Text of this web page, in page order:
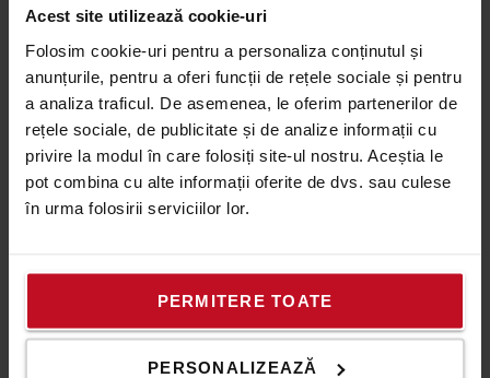
Acest site utilizează cookie-uri
Folosim cookie-uri pentru a personaliza conținutul și
anunțurile, pentru a oferi funcții de rețele sociale și pentru
a analiza traficul. De asemenea, le oferim partenerilor de
rețele sociale, de publicitate și de analize informații cu
privire la modul în care folosiți site-ul nostru. Aceștia le
pot combina cu alte informații oferite de dvs. sau culese
în urma folosirii serviciilor lor.
PERMITERE TOATE
PERSONALIZEAZĂ
asigurarea unei pozitii confortabile de condus, care va
influenta in mod pozitiv productivitatea si sanatatea
acestora. Sincronizatorul de directie SAS aliniaza
automat manerul volanului cu pozitia rotilor din spate.
Aceasta aliniere ajuta soferii sa aiba o pozitie de condus
ergonomica si sa manevreze stivuitorul in cel mai
eficient mod pentru o operare sigura si productiva. In
din spate, cu cilindru Swing Lock, oferind o stabilitate
superioara si asigurand confortul soferului pe orice tip de
pardoseala.
+ Conditii de lucru mai confortabile si operatori mai